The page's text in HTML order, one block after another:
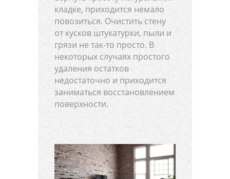
кладке, приходится немало
повозиться. Очистить стену
от кусков штукатурки, пыли и
грязи не так-то просто. В
некоторых случаях простого
удаления остатков
недостаточно и приходится
заниматься восстановлением
поверхности.